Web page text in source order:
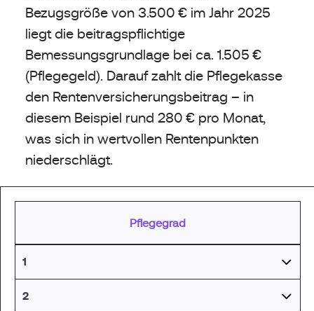
Bezugsgröße von 3.500 € im Jahr 2025
liegt die beitragspflichtige
Bemessungsgrundlage bei ca. 1.505 €
(Pflegegeld). Darauf zahlt die Pflegekasse
den Rentenversicherungsbeitrag – in
diesem Beispiel rund 280 € pro Monat,
was sich in wertvollen Rentenpunkten
niederschlägt.
Pflegegrad
1
2